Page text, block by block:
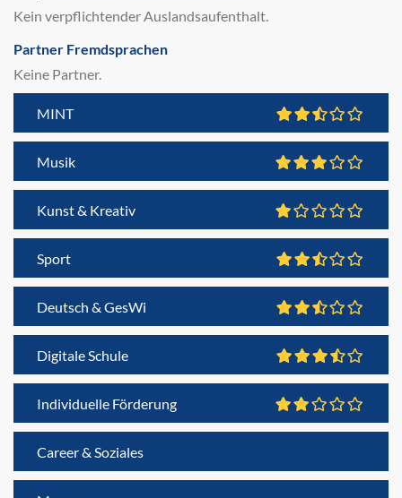
Kein verpflichtender Auslandsaufenthalt.
Partner Fremdsprachen
Keine Partner.
MINT
Musik
Kunst & Kreativ
Sport
Deutsch & GesWi
Digitale Schule
Individuelle Förderung
Career & Soziales